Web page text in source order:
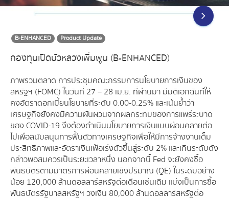
B-ENHANCED Product Update
กองทุนเปิดบัวหลวงเพิ่มพูน (B-ENHANCED)
ภาพรวมตลาด การประชุมคณะกรรมการนโยบายการเงินของ
สหรัฐฯ (FOMC) ในวันที่ 27 – 28 เม.ย. ที่ผ่านมา มีมติเอกฉันท์ให้
คงอัตราดอกเบี้ยนโยบายที่ระดับ 0.00-0.25% และเน้นย้ำว่า
เศรษฐกิจยังคงมีความผันผวนจากผลกระทบของการแพร่ระบาด
ของ COVID-19 จึงต้องดำเนินนโยบายการเงินแบบผ่อนคลายต่อ
ไปเพื่อสนับสนุนการฟื้นตัวทางเศรษฐกิจเพื่อให้มีการจ้างงานเต็ม
ประสิทธิภาพและอัตราเงินเฟ้อเร่งตัวขึ้นสู่ระดับ 2% และเกินระดับดัง
กล่าวพอสมควรเป็นระยะเวลาหนึ่ง นอกจากนี้ Fed จะยังคงซื้อ
พันธบัตรตามมาตรการผ่อนคลายเชิงปริมาณ (QE) ในระดับอย่าง
น้อย 120,000 ล้านดอลลาร์สหรัฐต่อเดือนเช่นเดิม แบ่งเป็นการซื้อ
พันธบัตรรัฐบาลสหรัฐฯ วงเงิน 80,000 ล้านดอลลาร์สหรัฐต่อ